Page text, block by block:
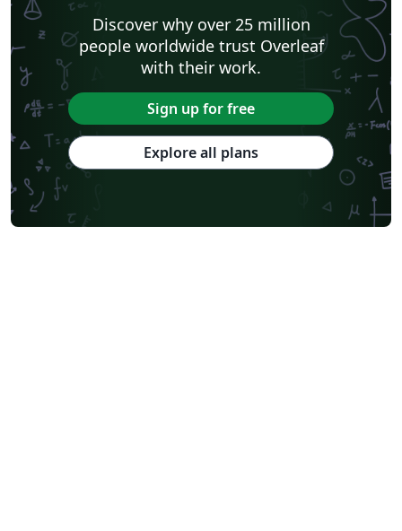
Discover why over 25 million
people worldwide trust Overleaf
with their work.
Sign up for free
Explore all plans